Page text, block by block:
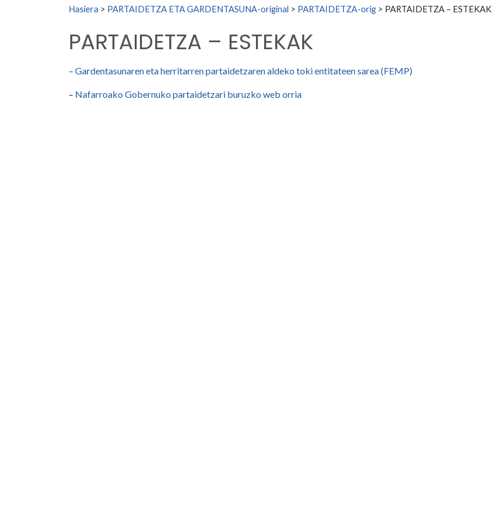
Search for:
Hasiera > PARTAIDETZA ETA GARDENTASUNA-original > PARTAIDETZA-orig > PARTAIDETZA – ESTEKAK
PARTAIDETZA – ESTEKAK
– Gardentasunareneta herritarren partaidetzaren aldeko toki entitateen sarea (FEMP)
– Nafarroako Gobernuko partaidetzari buruzko web orria